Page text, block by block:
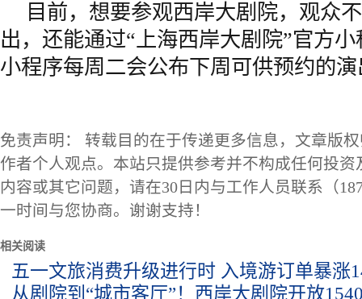
目前，想要参观西岸大剧院，观众
出，还能通过“上海西岸大剧院”官方
小程序每周二会公布下周可供预约的
免责声明： 转载目的在于传递更多信息，文章版
作者个人观点。本站只提供参考并不构成任何投
内容或其它问题，请在30日内与工作人员联系（
一时间与您协商。谢谢支持！
相关阅读
五一文旅消费升级进行时 入境游订单暴涨
从剧院到“城市客厅”！西岸大剧院开放